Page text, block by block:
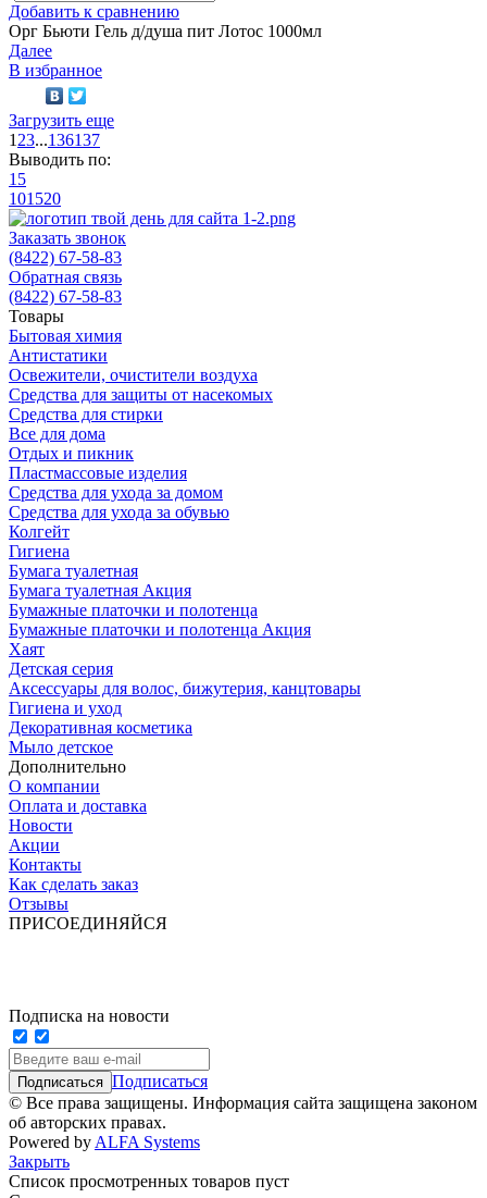
Добавить к сравнению
Орг Бьюти Гель д/душа пит Лотос 1000мл
Далее
В избранное
Загрузить еще
1 23...136137
Выводить по:
15
101520
Заказать звонок
(8422) 67-58-83
Обратная связь
(8422) 67-58-83
Товары
Бытовая химия
Антистатики
Освежители, очистители воздуха
Средства для защиты от насекомых
Средства для стирки
Все для дома
Отдых и пикник
Пластмассовые изделия
Средства для ухода за домом
Средства для ухода за обувью
Колгейт
Гигиена
Бумага туалетная
Бумага туалетная Акция
Бумажные платочки и полотенца
Бумажные платочки и полотенца Акция
Хаят
Детская серия
Аксессуары для волос, бижутерия, канцтовары
Гигиена и уход
Декоративная косметика
Мыло детское
Дополнительно
О компании
Оплата и доставка
Новости
Акции
Контакты
Как сделать заказ
Отзывы
ПРИСОЕДИНЯЙСЯ
Подписка на новости
Подписаться
© Все права защищены. Информация сайта защищена законом
об авторских правах.
Powered by ALFA Systems
Закрыть
Список просмотренных товаров пуст